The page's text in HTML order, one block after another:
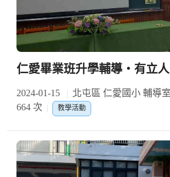
仁愛畢業班升學輔導‧有立
2024-01-15 北屯區 仁愛國小 輔導
664 次
教學活動